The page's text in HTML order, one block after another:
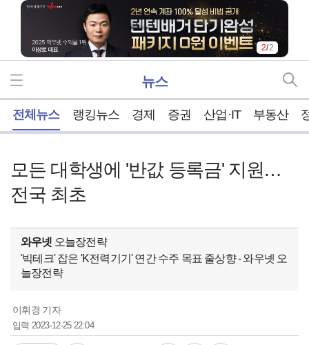
2/2
뉴스
전체뉴스 랭킹뉴스 경제 증권 산업·IT 부동산
모든 대학생에 '반값 등록금' 지원…
전국 최초
와우넷 오늘장전략
'빅테크' 잡은 'K전력기기' 연간 수주 목표 줄상향 - 와우넷 오
늘장전략
이휘경 기자
입력 2023-12-25 22:04